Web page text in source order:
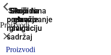
Prijeđi na
pretraživanje
Skoči na
glavnu
navigaciju
Skoči na
glavnu
navigaciju
Skoči
na
glavni
sadržaj
Skoči na
podnožje
Proizvodi
ShowPrevious
Zatvori
Proizvodi
ShowPrevious
ShowPrevious
ShowPrevious
ShowPrevious
ShowPrevious